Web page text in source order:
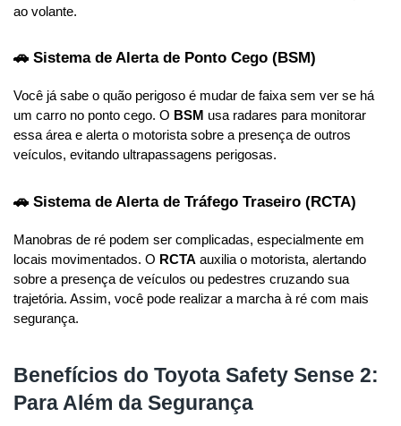
ao volante.
🚗 Sistema de Alerta de Ponto Cego (BSM)
Você já sabe o quão perigoso é mudar de faixa sem ver se há
um carro no ponto cego. O BSM usa radares para monitorar
essa área e alerta o motorista sobre a presença de outros
veículos, evitando ultrapassagens perigosas.
🚗 Sistema de Alerta de Tráfego Traseiro (RCTA)
Manobras de ré podem ser complicadas, especialmente em
locais movimentados. O RCTA auxilia o motorista, alertando
sobre a presença de veículos ou pedestres cruzando sua
trajetória. Assim, você pode realizar a marcha à ré com mais
segurança.
Benefícios do Toyota Safety Sense 2:
Para Além da Segurança